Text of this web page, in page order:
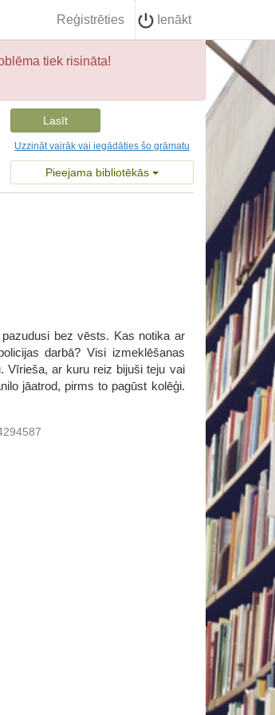
Reģistrēties Ienākt
tiek risināta!
Lasīt
Uzzināt vairāk vai iegādāties šo grāmatu
Pieejama bibliotēkās
bez vēsts. Kas notika ar
darbā? Visi izmeklēšanas
Vīrieša, ar kuru reiz bijuši teju vai
jāatrod, pirms to pagūst kolēģi.